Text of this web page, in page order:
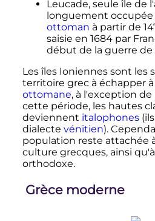
Leucade, seule île de
longuement occupée
ottoman à partir de
saisie en 1684 par
début de la guerre de
Les îles Ioniennes sont les
territoire grec à échapper à
ottomane, à l'exception
cette période, les hautes
deviennent italophones
dialecte vénitien).
population reste attachée
culture grecques, ainsi
orthodoxe.
Grèce moderne